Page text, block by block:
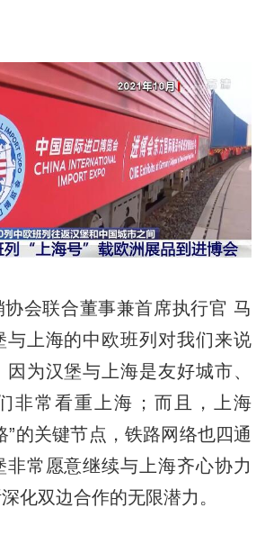
联合董事兼首席执行官 马
与上海的中欧班列对我们来说
为汉堡与上海是友好城市、
非常看重上海；而且，上海
”的关键节点，铁路网络也四通
非常愿意继续与上海齐心协力
化双边合作的无限潜力。